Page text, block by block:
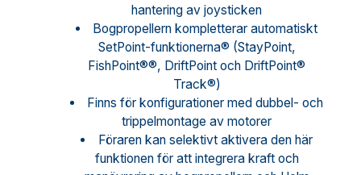
hantering av joysticken
Bogpropellern kompletterar automatiskt
SetPoint-funktionerna® (StayPoint,
FishPoint®®, DriftPoint och DriftPoint®
Track®)
Finns för konfigurationer med dubbel- och
trippelmontage av motorer
Föraren kan selektivt aktivera den här
funktionen för att integrera kraft och